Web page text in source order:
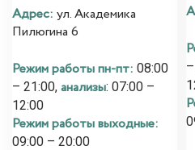
Адрес: ул. Академика
Пилюгина 6
Режим работы пн-пт: 08:00
– 21:00, анализы: 07:00 –
12:00
Режим работы выходные:
09:00 – 20:00